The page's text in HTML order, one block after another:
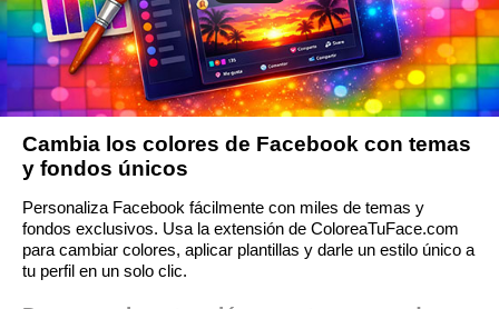
Cambia los colores de Facebook con temas
y fondos únicos
Personaliza Facebook fácilmente con miles de temas y
fondos exclusivos. Usa la extensión de ColoreaTuFace.com
para cambiar colores, aplicar plantillas y darle un estilo único a
tu perfil en un solo clic.